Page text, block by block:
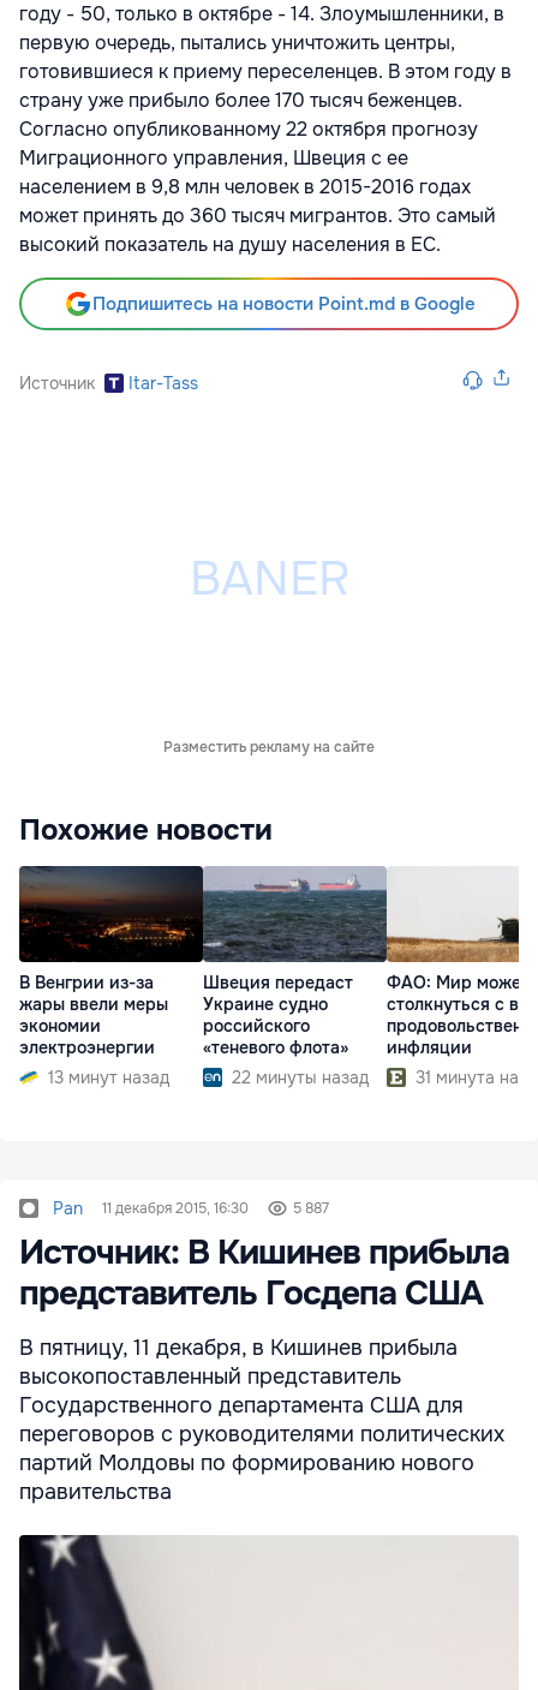
году - 50, только в октябре - 14. Злоумышленники, в
первую очередь, пытались уничтожить центры,
готовившиеся к приему переселенцев. В этом году в
страну уже прибыло более 170 тысяч беженцев.
Согласно опубликованному 22 октября прогнозу
Миграционного управления, Швеция с ее
населением в 9,8 млн человек в 2015-2016 годах
может принять до 360 тысяч мигрантов. Это самый
высокий показатель на душу населения в ЕС.
Подпишитесь на новости Point.md в Google
Источник Itar-Tass
Разместить рекламу на сайте
Похожие новости
В Венгрии из-за
жары ввели меры
экономии
электроэнергии
13 минут назад
Швеция передаст
Украине судно
российского
«теневого флота»
22 минуты назад
ФАО: Мир может
столкнуться с
инфляции
31 минута
Pan 11 декабря 2015, 16:30 5 887
Источник: В Кишинев прибыла
представитель Госдепа США
В пятницу, 11 декабря, в Кишинев прибыла
высокопоставленный представитель
Государственного департамента США для
переговоров с руководителями политических
партий Молдовы по формированию нового
правительства